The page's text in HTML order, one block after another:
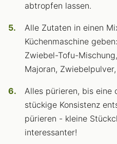
abtropfen lassen.
Alle Zutaten in einen
Küchenmaschine
Zwiebel-Tofu-
Majoran,
Alles pürieren, bis eine
stückige Konsistenz
pürieren - kleine
interessanter!